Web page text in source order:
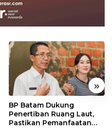
»
BP Batam Dukung
Penertiban Ruang Laut,
Pastikan Pemanfaatan